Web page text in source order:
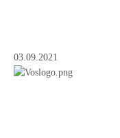
03.09.2021